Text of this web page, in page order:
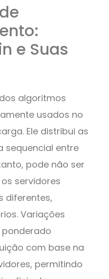
e Suas
algoritmos
usados no
Ele distribui as
sequencial entre
pode não ser
servidores
diferentes,
Variações
com base na
permitindo